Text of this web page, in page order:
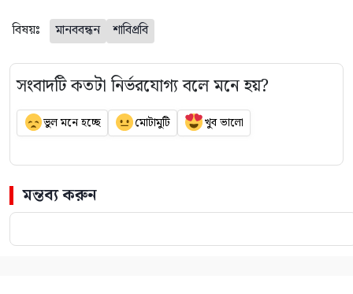
বিষয়ঃ মানববন্ধন শাবিপ্রবি
সংবাদটি কতটা নির্ভরযোগ্য বলে মনে হয়?
ভুল মনে হচ্ছে মোটামুটি খুব ভালো
মন্তব্য করুন